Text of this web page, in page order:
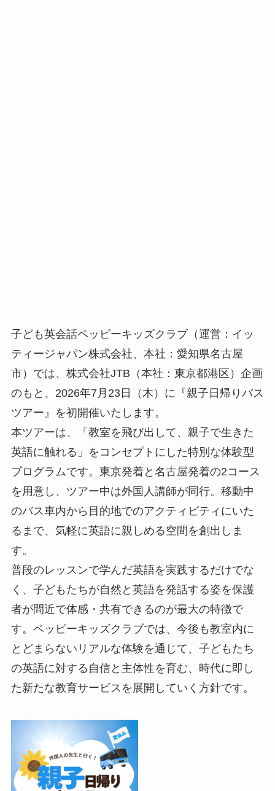
子ども英会話ペッピーキッズクラブ（運営：イッ
ティージャパン株式会社、本社：愛知県名古屋
市）では、株式会社JTB（本社：東京都港区）企画
のもと、2026年7月23日（木）に『親子日帰りバス
ツアー』を初開催いたします。
本ツアーは、「教室を飛び出して、親子で生きた
英語に触れる」をコンセプトにした特別な体験型
プログラムです。東京発着と名古屋発着の2コース
を用意し、ツアー中は外国人講師が同行。移動中
のバス車内から目的地でのアクティビティにいた
るまで、気軽に英語に親しめる空間を創出しま
す。
普段のレッスンで学んだ英語を実践するだけでな
く、子どもたちが自然と英語を発話する姿を保護
者が間近で体感・共有できるのが最大の特徴で
す。ペッピーキッズクラブでは、今後も教室内に
とどまらないリアルな体験を通じて、子どもたち
の英語に対する自信と主体性を育む、時代に即し
た新たな教育サービスを展開していく方針です。